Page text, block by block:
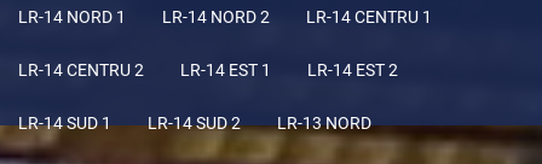
LR-14 NORD 1 LR-14 NORD 2 LR-14 CENTRU 1
LR-14 CENTRU 2 LR-14 EST 1 LR-14 EST 2
LR-14 SUD 1 LR-14 SUD 2 LR-13 NORD